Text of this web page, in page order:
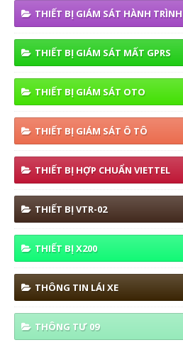
THIẾT BỊ GIÁM SÁT HÀNH TRÌNH
THIẾT BỊ GIÁM SÁT MẤT GPRS
THIẾT BỊ GIÁM SÁT OTO
THIẾT BỊ GIÁM SÁT Ô TÔ
THIẾT BỊ HỢP CHUẨN VIETTEL
THIẾT BỊ VTR-02
THIẾT BỊ X200
THÔNG TIN LÁI XE
THÔNG TƯ 09